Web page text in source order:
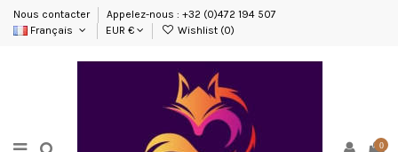
Nous contacter
Appelez-nous : +32 (0)472 194 507
Français
EUR € Wishlist (0)
0